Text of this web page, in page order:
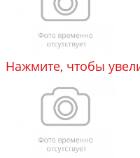
Нажмите, чтобы